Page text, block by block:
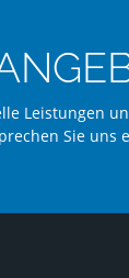
Leistungen
Sie uns